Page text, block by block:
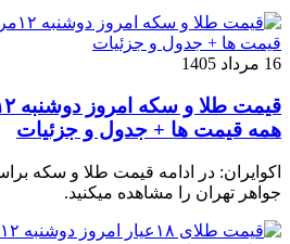
16 مرداد 1405
همه قیمت ها + جدول و جزئیات
اکوایران: در ادامه قیمت طلا و سکه
جواهر تهران را مشاهده میکنید.